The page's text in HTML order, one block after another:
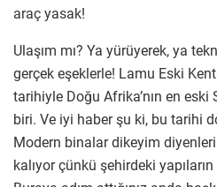
araç yasak!
Ulaşım mı? Ya yürüyerek, ya
gerçek eşeklerle! Lamu Eski
tarihiyle Doğu Afrika’nın en
biri. Ve iyi haber şu ki, bu tarihi
Modern binalar dikeyim
kalıyor çünkü şehirdeki